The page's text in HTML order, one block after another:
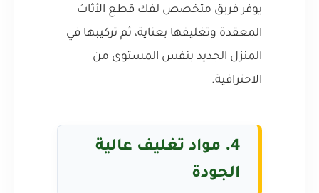
يوفر فريق متخصص لفك قطع الأثاث
المعقدة وتغليفها بعناية، ثم تركيبها في
المنزل الجديد بنفس المستوى من
الاحترافية.
4.
مواد تغليف عالية
الجودة